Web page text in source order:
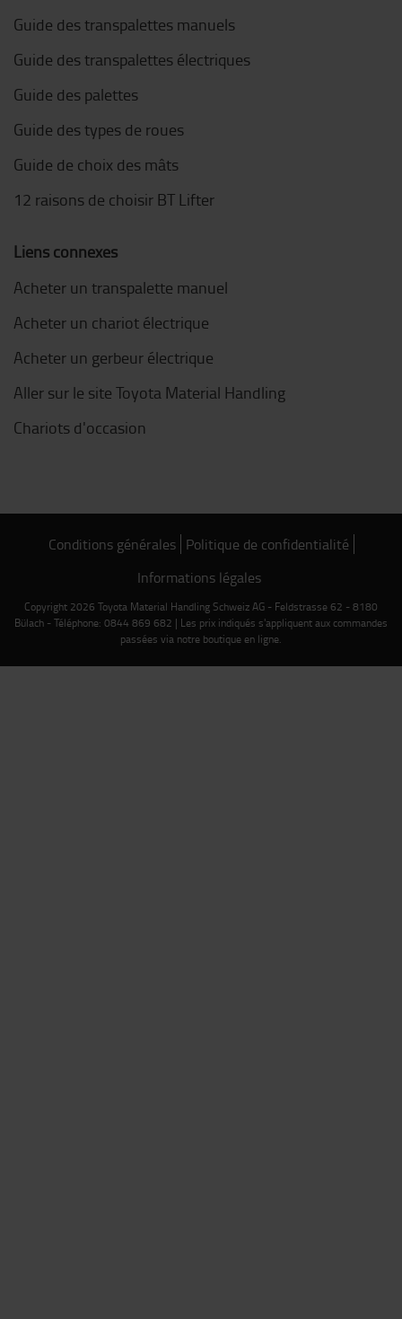
Guide des transpalettes manuels
Guide des transpalettes électriques
Guide des palettes
Guide des types de roues
Guide de choix des mâts
12 raisons de choisir BT Lifter
Liens connexes
Acheter un transpalette manuel
Acheter un chariot électrique
Acheter un gerbeur électrique
Aller sur le site Toyota Material Handling
Chariots d'occasion
Conditions générales Politique de confidentialité
Informations légales
Copyright 2026 Toyota Material Handling Schweiz AG - Feldstrasse 62 - 8180
Bülach - Téléphone: 0844 869 682 | Les prix indiqués s'appliquent aux commandes
passées via notre boutique en ligne.